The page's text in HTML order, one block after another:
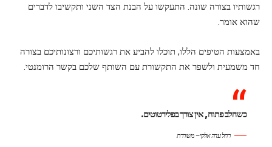
רגשותיו בצורה שונה. התעקשו על הבנת הצד השני ותקשיבו לדברים
שהוא אומר.
באמצעות הטיפים הללו, תוכלו להביע את רגשותיכם ורצונותיכם בצורה
חד משמעית ולשפר את התקשורת עם השותף שלכם בקשר הרומנטי.
כשהלב פתוח, אין צורך בפלירטוטים.
רחל עדה אלקי – משוררת